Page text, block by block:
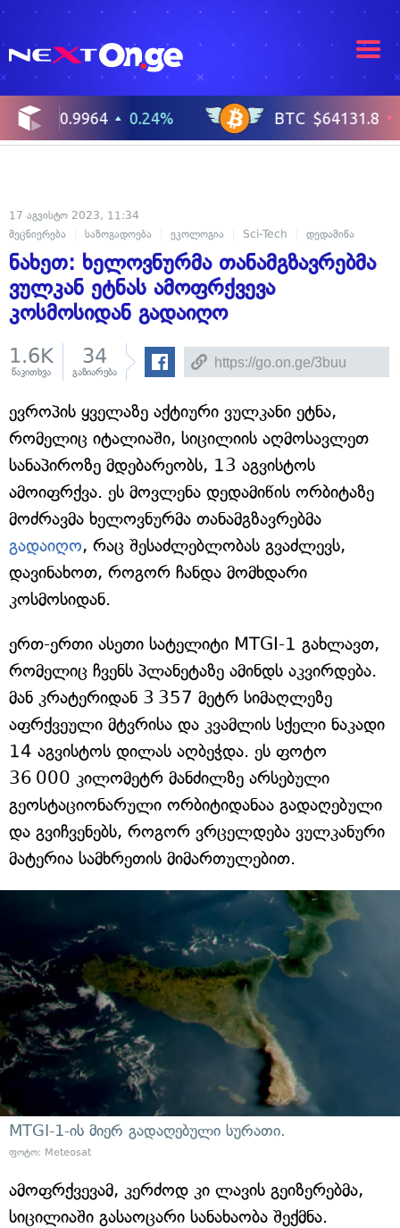
17 აგვისტო 2023, 11:34
მეცნიერება
საზოგადოება ეკოლოგია Sci-Tech დედამიწა
ნახეთ: ხელოვნურმა თანამგზავრებმა
ვულკან ეტნას ამოფრქვევა
კოსმოსიდან გადაიღო
1.6K
წაკითხვა
34
გაზიარება
ევროპის ყველაზე აქტიური ვულკანი ეტნა,
რომელიც იტალიაში, სიცილიის აღმოსავლეთ
სანაპიროზე მდებარეობს, 13 აგვისტოს
ამოიფრქვა. ეს მოვლენა დედამიწის ორბიტაზე
მოძრავმა ხელოვნურმა თანამგზავრებმა
გადაიღო, რაც შესაძლებლობას გვაძლევს,
დავინახოთ, როგორ ჩანდა მომხდარი
კოსმოსიდან.
ერთ-ერთი ასეთი სატელიტი MTGI-1 გახლავთ,
რომელიც ჩვენს პლანეტაზე ამინდს აკვირდება.
მან კრატერიდან 3 357 მეტრ სიმაღლეზე
აფრქვეული მტვრისა და კვამლის სქელი ნაკადი
14 აგვისტოს დილას აღბეჭდა. ეს ფოტო
36 000 კილომეტრ მანძილზე არსებული
გეოსტაციონარული ორბიტიდანაა გადაღებული
და გვიჩვენებს, როგორ ვრცელდება ვულკანური
მატერია სამხრეთის მიმართულებით.
MTGI-1-ის მიერ გადაღებული სურათი.
ფოტო: Meteosat
ამოფრქვევამ, კერძოდ კი ლავის გეიზერებმა,
სიცილიაში გასაოცარი სანახაობა შექმნა.